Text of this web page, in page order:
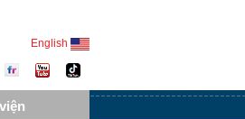
English